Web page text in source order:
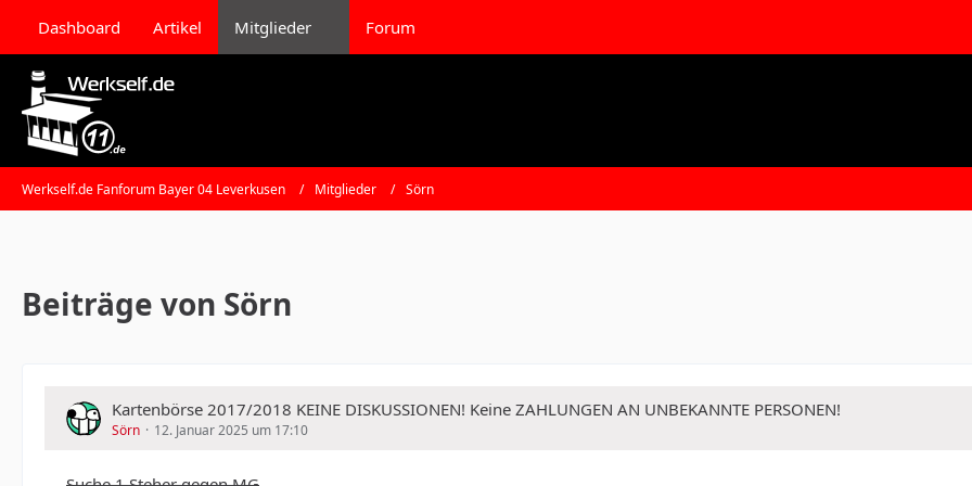
Dashboard Artikel Mitglieder Forum
Werkself.de Fanforum Bayer 04 Leverkusen Mitglieder Sörn
Beiträge von Sörn
Kartenbörse 2017/2018 KEINE DISKUSSIONEN! Keine ZAHLUNGEN AN UNBEKANNTE PERSONEN!
Sörn 12. Januar 2025 um 17:10